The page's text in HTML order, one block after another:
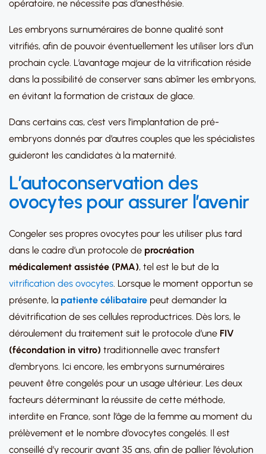
opératoire, ne nécessite pas d’anesthésie.
Les embryons surnuméraires de bonne qualité sont
vitrifiés, afin de pouvoir éventuellement les utiliser lors d’un
prochain cycle. L’avantage majeur de la vitrification réside
dans la possibilité de conserver sans abîmer les embryons,
en évitant la formation de cristaux de glace.
Dans certains cas, c’est vers l’implantation de pré-
embryons donnés par d’autres couples que les spécialistes
guideront les candidates à la maternité.
L’autoconservation des
ovocytes pour assurer l’avenir
Congeler ses propres ovocytes pour les utiliser plus tard
dans le cadre d’un protocole de procréation
médicalement assistée (PMA), tel est le but de la
vitrification des ovocytes. Lorsque le moment opportun se
présente, la patiente célibataire peut demander la
dévitrification de ses cellules reproductrices. Dès lors, le
déroulement du traitement suit le protocole d’une FIV
(fécondation in vitro) traditionnelle avec transfert
d’embryons. Ici encore, les embryons surnuméraires
peuvent être congelés pour un usage ultérieur. Les deux
facteurs déterminant la réussite de cette méthode,
interdite en France, sont l’âge de la femme au moment du
prélèvement et le nombre d’ovocytes congelés. Il est
conseillé d’y recourir avant 35 ans, afin de pallier l’évolution